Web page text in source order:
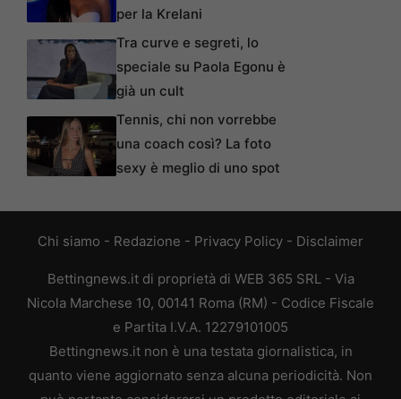
per la Krelani
Tra curve e segreti, lo
speciale su Paola Egonu è
già un cult
Tennis, chi non vorrebbe
una coach così? La foto
sexy è meglio di uno spot
Chi siamo - Redazione - Privacy Policy - Disclaimer
Bettingnews.it di proprietà di WEB 365 SRL - Via
Nicola Marchese 10, 00141 Roma (RM) - Codice Fiscale
e Partita I.V.A. 12279101005
Bettingnews.it non è una testata giornalistica, in
quanto viene aggiornato senza alcuna periodicità. Non